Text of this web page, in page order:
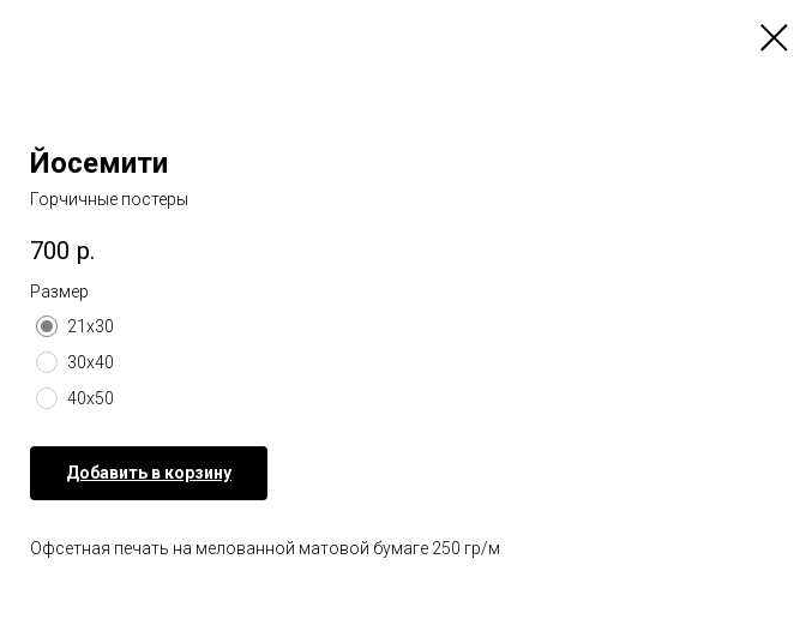
Йосемити
Горчичные постеры
700 р.
Размер
21х30
30х40
40х50
Добавить в корзину
Офсетная печать на мелованной матовой бумаге 250 гр/м